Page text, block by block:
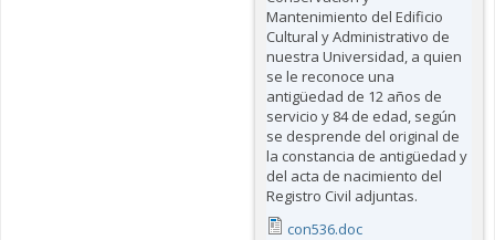
Mantenimiento del Edificio
Cultural y Administrativo de
nuestra Universidad, a quien
se le reconoce una
antigüedad de 12 años de
servicio y 84 de edad, según
se desprende del original de
la constancia de antigüedad y
del acta de nacimiento del
Registro Civil adjuntas.
con536.doc